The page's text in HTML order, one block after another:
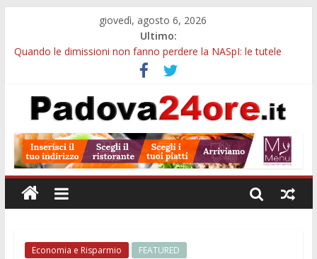
giovedì, agosto 6, 2026
Ultimo:
Quando le dimissioni non fanno perdere la NASpI: le tutele
previste nei casi di violenza di genere
Ferragosto in Prato della Valle, da Tracy Spencer a Valeria
Rossi: musica e fuochi
Notizie di Padova ore 10: Hiroshima, nuovo corso MedTech,
Notizie di Padova alle ore 21: SIT torna all’utile, crescono le
auto nuove e concorsi comunali
Transizione 4.0, più tempo alle imprese del Padovano:
prorogate le comunicazioni sugli investimenti
Economia e Risparmio FEATURED